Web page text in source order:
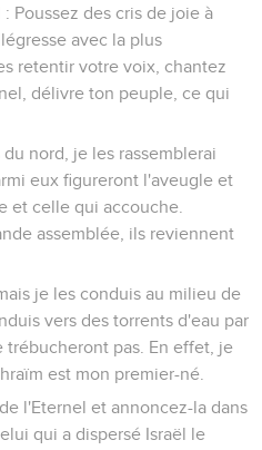
Poussez des cris de joie à
avec la plus
retentir votre voix, chantez
délivre ton peuple, ce qui
nord, je les rassemblerai
eux figureront l'aveugle et
et celle qui accouche.
assemblée, ils reviennent
je les conduis au milieu de
vers des torrents d'eau par
pas. En effet, je
est mon premier-né.
l'Eternel et annoncez-la dans
qui a dispersé Israël le